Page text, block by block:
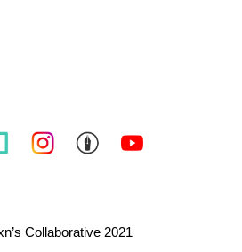
Collaborative 2021